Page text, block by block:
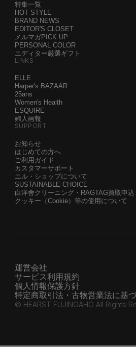
特集一覧
HOT STYLE
BRAND NEWS
EDITOR'S CLOSET
メルマガPICK UP
PERSONAL COLOR
エディター厳選ギフト
LINKS
ELLE
Harper's BAZAAR
25ans
Women's Health
ESQUIRE
婦人画報
SUPPORT
お知らせ
はじめての方へ
ご利用ガイド
カスタマーサポート
エル・ショップについて
SUSTAINABLE CHOICE
白洋舍クリーニング・RAGTAG買取申込
クッキー（Cookie）等の使用について
運営会社
サービス利用規約
個人情報保護方針
特定商取引法・古物営業法に基
© HEARST FUJINGAHO All Rights